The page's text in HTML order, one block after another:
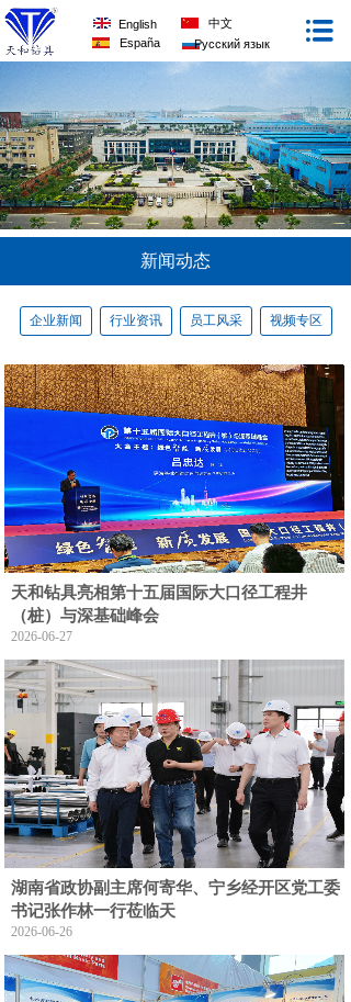
新闻动态
企业新闻 行业资讯 员工风采 视频专区
天和钻具亮相第十五届国际大口径工程井
（桩）与深基础峰会
2026-06-27
湖南省政协副主席何寄华、宁乡经开区党工委
书记张作林一行莅临天
2026-06-26
España Русский язык
中文
English